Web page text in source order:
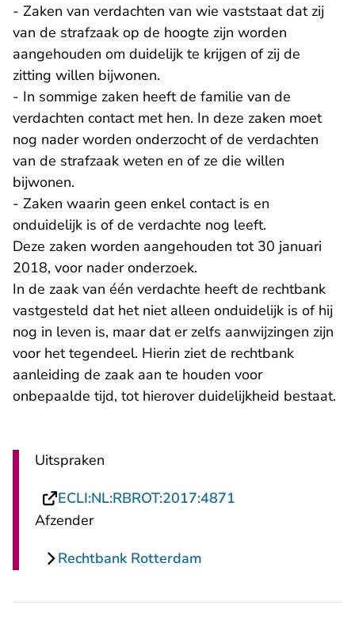
- Zaken van verdachten van wie vaststaat dat zij
van de strafzaak op de hoogte zijn worden
aangehouden om duidelijk te krijgen of zij de
zitting willen bijwonen.
- In sommige zaken heeft de familie van de
verdachten contact met hen. In deze zaken moet
nog nader worden onderzocht of de verdachten
van de strafzaak weten en of ze die willen
bijwonen.
- Zaken waarin geen enkel contact is en
onduidelijk is of de verdachte nog leeft.
Deze zaken worden aangehouden tot 30 januari
2018, voor nader onderzoek.
In de zaak van één verdachte heeft de rechtbank
vastgesteld dat het niet alleen onduidelijk is of hij
nog in leven is, maar dat er zelfs aanwijzingen zijn
voor het tegendeel. Hierin ziet de rechtbank
aanleiding de zaak aan te houden voor
onbepaalde tijd, tot hierover duidelijkheid bestaat.
Uitspraken
ECLI:NL:RBROT:2017:4871
Afzender
Rechtbank Rotterdam